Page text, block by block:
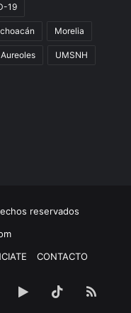
19
Morelia
UMSNH
reservados
CONTACTO
Google TikTokRSS